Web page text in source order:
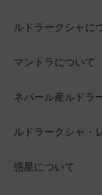
ルドラークシャに
マントラについて
ネパール産ルドラ
ルドラークシャ・
惑星について